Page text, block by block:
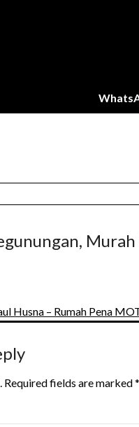
Husna – Rumah Pena
Required fields are marked*